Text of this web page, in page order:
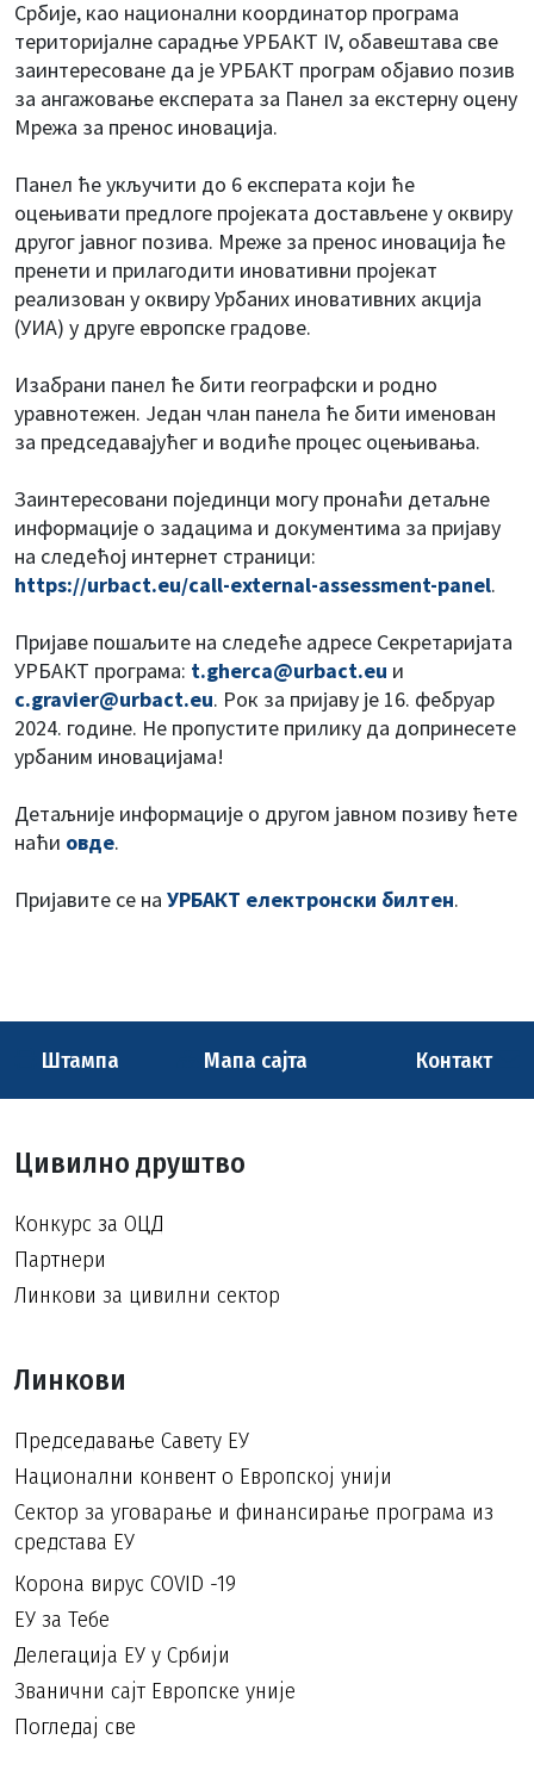
Србије, као национални координатор програма
територијалне сарадње УРБАКТ IV, обавештава све
заинтересоване да је УРБАКТ програм објавио позив
за ангажовање експерата за Панел за екстерну оцену
Мрежа за пренос иновација.
Панел ће укључити до 6 експерата који ће
оцењивати предлоге пројеката достављенe у оквиру
другог јавног позива. Мреже за пренос иновација ће
пренети и прилагодити иновативни пројекат
реализован у оквиру Урбаних иновативних акција
(УИА) у друге европске градове.
Изабрани панел ће бити географски и родно
уравнотежен. Један члан панела ће бити именован
за председавајућег и водиће процес оцењивања.
Заинтересовани појединци могу пронаћи детаљне
информације о задацима и документима за пријаву
на следећој интернет страници:
https://urbact.eu/call-external-assessment-panel.
Пријаве пошаљите на следеће адресе Секретаријата
УРБАКТ програма: t.gherca@urbact.eu и
c.gravier@urbact.eu. Рок за пријаву је 16. фебруар
2024. године. Не пропустите прилику да допринесете
урбаним иновацијама!
Детаљније информације о другом јавном позиву ћете
наћи овде.
Пријавите се на УРБАКТ електронски билтен.
Штампа Мапа сајта Контакт
Цивилно друштво
Конкурс за ОЦД
Партнери
Линкови за цивилни сектор
Линкови
Председавање Савету ЕУ
Национални конвент о Европској унији
Сектор за уговарање и финансирање програма из
средстава ЕУ
Корона вирус COVID -19
ЕУ за Тебе
Делегација ЕУ у Србији
Званични сајт Европске уније
Погледај све